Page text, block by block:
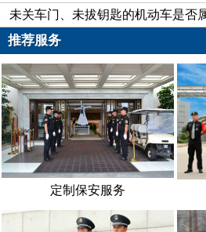
车号牌本身价值并不大，此类案件不
窃汽车号牌后向车主勒索钱财的数额
名，一是敲诈勒索罪，二是盗窃国
现今司法实践中都有选择过。本案例
索罪较为恰当。
盗窃罪，是指以非法占有为目的
财物或者多次盗窃的行为。敲诈勒
的，以对被害人实施威胁或者要挟的
较大的行为。盗窃国家机关证件罪是
为。
未关车门、未拔钥匙的机动车是否
推荐服务
定制保安服务